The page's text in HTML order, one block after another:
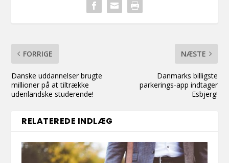
FORRIGE
Danske uddannelser brugte
millioner på at tiltrække
udenlandske studerende!
NÆSTE
Danmarks billigste
parkerings-app indtager
Esbjerg!
RELATEREDE INDLÆG